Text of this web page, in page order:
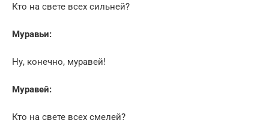
Кто на свете всех сильней?
Муравьи:
Ну, конечно, муравей!
Муравей:
Кто на свете всех смелей?